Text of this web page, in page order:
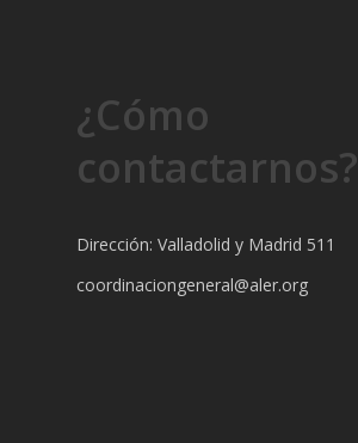
¿Cómo
contactarnos?
Dirección: Valladolid y Madrid 511
coordinaciongeneral@aler.org